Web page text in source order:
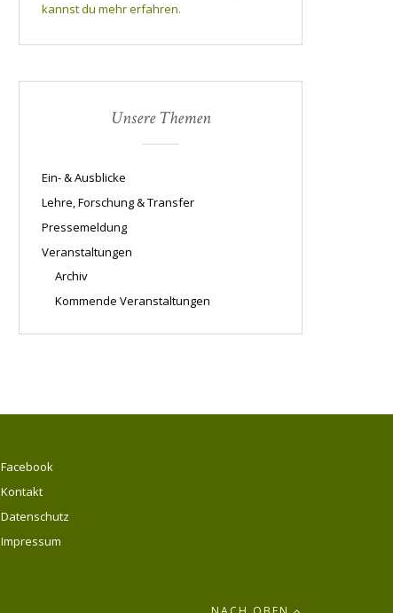
kannst du mehr erfahren.
Unsere Themen
Ein- & Ausblicke
Lehre, Forschung & Transfer
Pressemeldung
Veranstaltungen
Archiv
Kommende Veranstaltungen
Facebook
Kontakt
Datenschutz
Impressum